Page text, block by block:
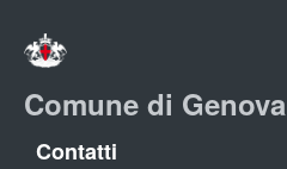
Comune di Genova
Contatti